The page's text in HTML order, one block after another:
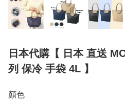
日本代購【 日本 直送
列 保冷 手袋 4L 】
顏色